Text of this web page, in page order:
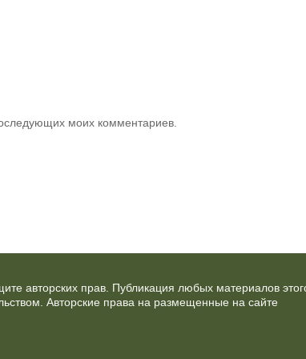
моих комментариев.
авторских прав. Публикация любых материалов
Авторские права на размещенные на сайте